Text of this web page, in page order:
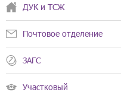
ДУК и ТСЖ
МП "ГУК"
Телефоны:
Почтовое отделение
Почта России
Телефоны:
ЗАГС
ЗАГС Ленинского района
Участковый